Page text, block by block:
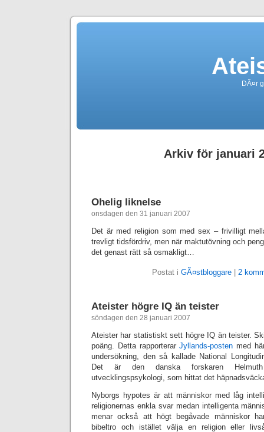
DÃ¤r
Arkiv för januari
Ohelig liknelse
onsdagen den 31 januari 2007
Det är med religion som med sex – frivilligt
trevligt tidsfördriv, men när maktutövning och
det genast rätt så osmakligt…
Postat i GÃ¤stbloggare 2
Ateister högre IQ än teister
söndagen den 28 januari 2007
Ateister har statistiskt sett högre IQ än teister.
poäng. Detta rapporterarJyllands-posten med
undersökning, den så kallade National
Det är den danska forskaren
utvecklingspsykologi, som hittat det
Nyborgs hypotes är att människor med låg
religionernas enkla svar medan intelligenta
menar också att högt begåvade människor
bibeltro och istället välja en religion eller